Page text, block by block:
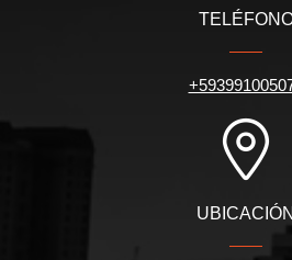
UBICACIÓN